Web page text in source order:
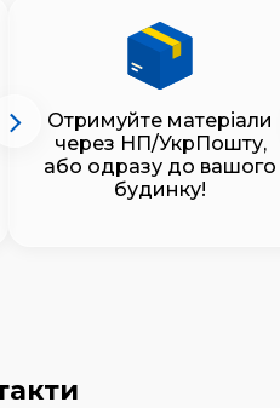
Отримуйте матеріали
через НП/УкрПошту,
або одразу до вашого
будинку!